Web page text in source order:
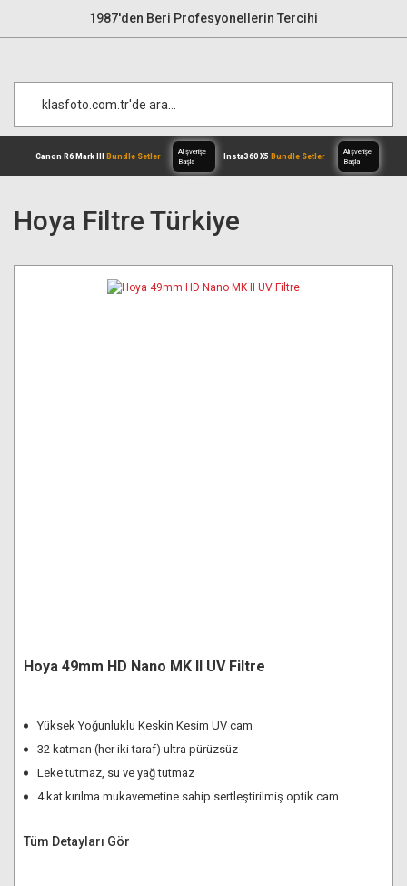
1987'den Beri Profesyonellerin Tercihi
Başla
Hoya Filtre Türkiye
Hoya 49mm HD Nano MK II UV Filtre
Yüksek Yoğunluklu Keskin Kesim UV cam
32 katman (her iki taraf) ultra pürüzsüz
Leke tutmaz, su ve yağ tutmaz
4 kat kırılma mukavemetine sahip sertleştirilmiş optik cam
Tüm Detayları Gör